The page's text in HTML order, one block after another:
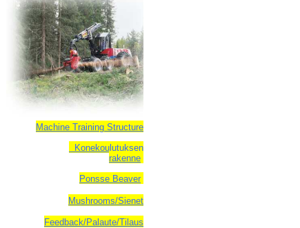
Machine Training Structure
Konekoulutuksen
rakenne
Ponsse Beaver
Mushrooms/Sienet
Feedback/Palaute/Tilaus